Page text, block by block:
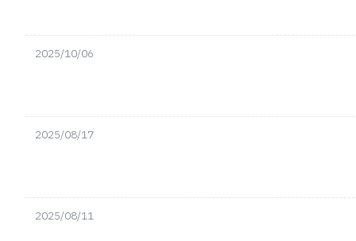
2025/10/06
2025/08/17
2025/08/11